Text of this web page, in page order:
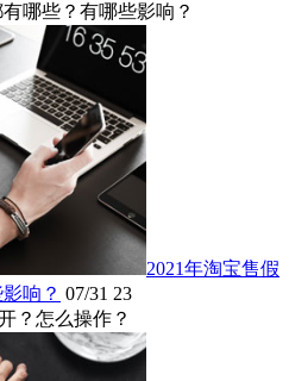
哪些？有哪些影响？
2021年淘宝售假
响？ 07/31 23
？怎么操作？